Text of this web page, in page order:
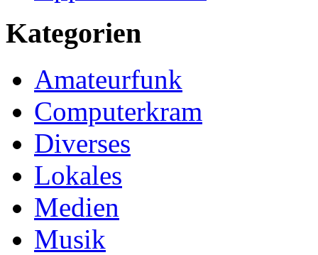
Kategorien
Amateurfunk
Computerkram
Diverses
Lokales
Medien
Musik